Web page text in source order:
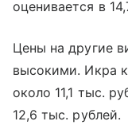
оценивается в
Цены на другие
высокими. Икра
около 11,1 тыс.
12,6 тыс. рублей.